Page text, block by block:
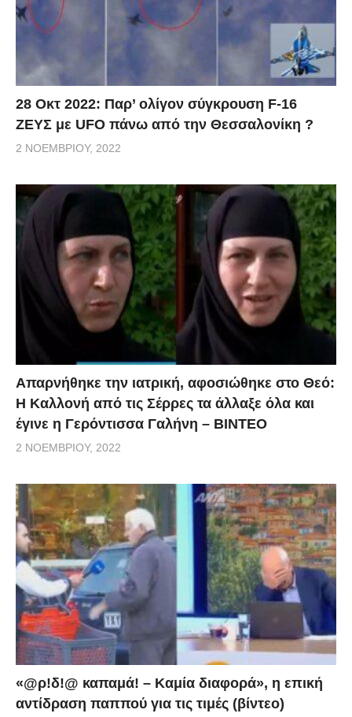
28 Οκτ 2022: Παρ’ ολίγον σύγκρουση F-16
ΖΕΥΣ με UFO πάνω από την Θεσσαλονίκη ?
2 ΝΟΕΜΒΡΊΟΥ, 2022
Απαρνήθηκε την ιατρική, αφοσιώθηκε στο Θεό:
Η Καλλονή από τις Σέρρες τα άλλαξε όλα και
έγινε η Γερόντισσα Γαλήνη – ΒΙΝΤΕΟ
2 ΝΟΕΜΒΡΊΟΥ, 2022
«@ρ!δ!@ καπαμά! – Καμία διαφορά», η επική
αντίδραση παππού για τις τιμές (βίντεο)